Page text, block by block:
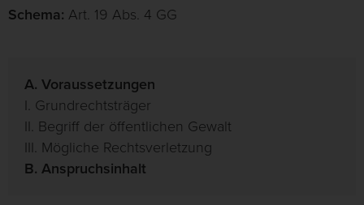
Schema: Art. 19 Abs. 4 GG
A. Voraussetzungen
I. Grundrechtsträger
II. Begriff der öffentlichen Gewalt
III. Mögliche Rechtsverletzung
B. Anspruchsinhalt